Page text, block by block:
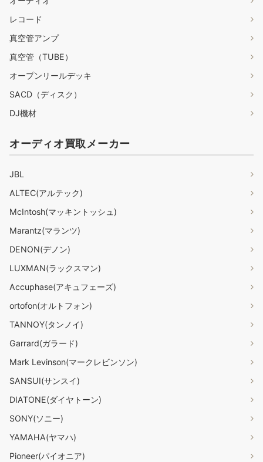
レコード
真空管アンプ
真空管（TUBE）
オープンリールデッキ
SACD（ディスク）
DJ機材
オーディオ買取メーカー
JBL
ALTEC(アルテック)
McIntosh(マッキントッシュ)
Marantz(マランツ)
DENON(デノン)
LUXMAN(ラックスマン)
Accuphase(アキュフェーズ)
ortofon(オルトフォン)
TANNOY(タンノイ)
Garrard(ガラード)
Mark Levinson(マークレビンソン)
SANSUI(サンスイ)
DIATONE(ダイヤトーン)
SONY(ソニー)
YAMAHA(ヤマハ)
Pioneer(パイオニア)